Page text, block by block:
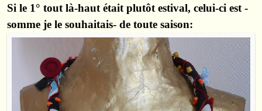
Si le 1° tout là-haut était plutôt estival, celui-ci est -
somme je le souhaitais- de toute saison: